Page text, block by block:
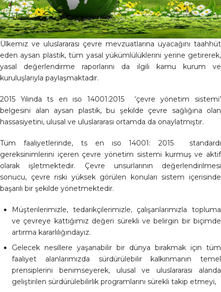
Ülkemiz ve uluslararası çevre mevzuatlarına uyacağını taahhüt
eden aysan plastik, tüm yasal yükümlülüklerini yerine getirerek,
yasal değerlendirme raporlarını da ilgili kamu kurum ve
kuruluşlarıyla paylaşmaktadır.
2015 Yılında ts en ıso 14001:2015 ‘çevre yönetim sistemi’
belgesini alan aysan plastik, bu şekilde çevre sağlığına olan
hassasiyetini, ulusal ve uluslararası ortamda da onaylatmıştır.
Tüm faaliyetlerinde, ts en ıso 14001: 2015 standardı
gereksinimlerini içeren çevre yönetim sistemi kurmuş ve aktif
olarak işletmektedir. Çevre unsurlarının değerlendirilmesi
sonucu, çevre riski yüksek görülen konuları sistem içerisinde
başarılı bir şekilde yönetmektedir.
Müşterilerimizle, tedarikçilerimizle, çalışanlarımızla topluma
ve çevreye kattığımız değeri sürekli ve belirgin bir biçimde
artırma kararlılığındayız.
Gelecek nesillere yaşanabilir bir dünya bırakmak için tüm
faaliyet alanlarımızda sürdürülebilir kalkınmanın temel
prensiplerini benimseyerek, ulusal ve uluslararası alanda
geliştirilen sürdürülebilirlik programlarını sürekli takip etmeyi,